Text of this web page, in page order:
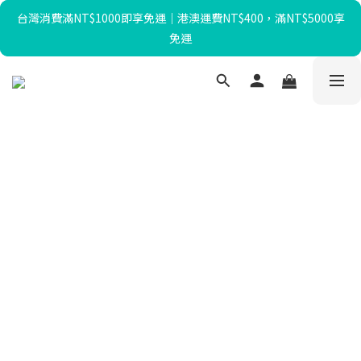
暑假限定☀️滿額送迴力小貨車、最高再折$650！
台灣消費滿NT$1000即享免運｜港澳運費NT$400，滿NT$5000享
免運
暑假限定☀️滿額送迴力小貨車、最高再折$650！